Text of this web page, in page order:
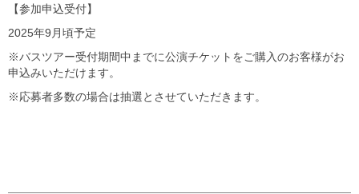
【参加申込受付】
2025年9月頃予定
※バスツアー受付期間中までに公演チケットをご購入のお客様がお
申込みいただけます。
※応募者多数の場合は抽選とさせていただきます。